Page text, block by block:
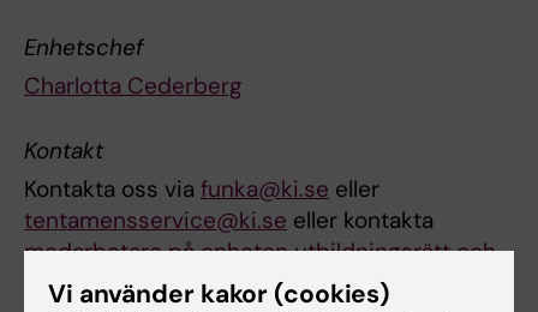
Enhetschef
Charlotta Cederberg
Kontakt
Kontakta oss via funka@ki.se eller
tentamensservice@ki.se eller kontakta
medarbetare på enheten utbildningsrätt och
tentamensservicedirekt.
Vi använder kakor (cookies)